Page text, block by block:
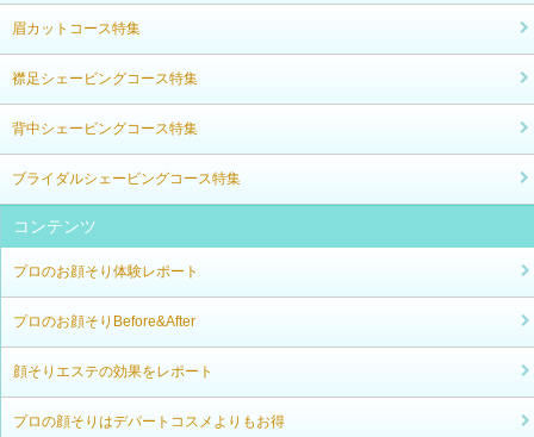
眉カットコース特集
襟足シェービングコース特集
背中シェービングコース特集
ブライダルシェービングコース特集
コンテンツ
プロのお顔そり体験レポート
プロのお顔そりBefore&After
顔そりエステの効果をレポート
プロの顔そりはデパートコスメよりもお得